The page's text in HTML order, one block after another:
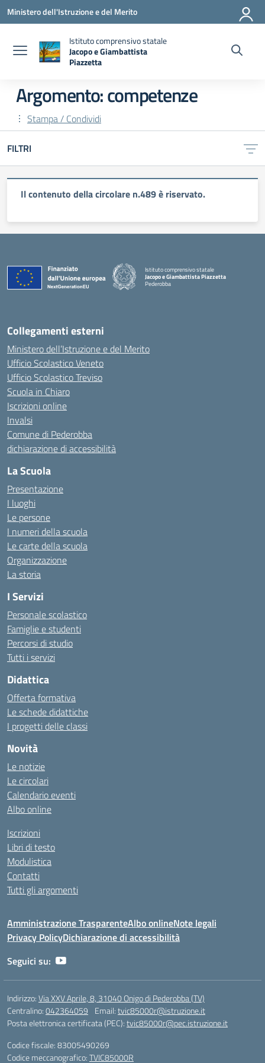
Vai ai contenuti
Vai al menu di navigazione
Vai al footer
Ministero dell'Istruzione e del Merito
Istituto comprensivo statale
Jacopo e Giambattista
Piazzetta
Argomento: competenze
Stampa / Condividi
FILTRI
Il contenuto della circolare n.489 è riservato.
Istituto comprensivo statale
Jacopo e Giambattista Piazzetta
Pederobba
Collegamenti esterni
Ministero dell’Istruzione e del Merito
Ufficio Scolastico Veneto
Ufficio Scolastico Treviso
Scuola in Chiaro
Iscrizioni online
Invalsi
Comune di Pederobba
dichiarazione di accessibilità
La Scuola
Presentazione
I luoghi
Le persone
I numeri della scuola
Le carte della scuola
Organizzazione
La storia
I Servizi
Personale scolastico
Famiglie e studenti
Percorsi di studio
Tutti i servizi
Didattica
Offerta formativa
Le schede didattiche
I progetti delle classi
Novità
Le notizie
Le circolari
Calendario eventi
Albo online
Iscrizioni
Libri di testo
Modulistica
Contatti
Tutti gli argomenti
Amministrazione TrasparenteAlbo onlineNote legali
Privacy PolicyDichiarazione di accessibilità
Seguici su:
Indirizzo:Via XXV Aprile, 8, 31040 Onigo di Pederobba (TV)
Centralino:042364059 Email:tvic85000r@istruzione.it
Posta elettronica certificata (PEC):tvic85000r@pec.istruzione.it
Codice fiscale: 83005490269
Codice meccanografico:TVIC85000R